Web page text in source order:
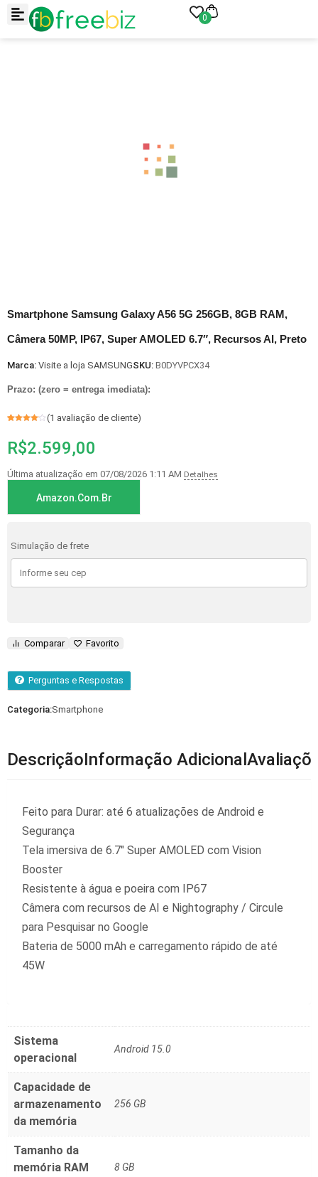
0
Smartphone Samsung Galaxy A56 5G 256GB, 8GB RAM,
Câmera 50MP, IP67, Super AMOLED 6.7″, Recursos AI, Preto
Marca: Visite a loja SAMSUNGSKU: B0DYVPCX34
Prazo: (zero = entrega imediata):
de 5, com
baseado
de cliente
(1 avaliação de cliente)
R$2.599,00
Última atualização em 07/08/2026 1:11 AM Detalhes
Amazon.com.br
Simulação de frete
Comparar Favorito
Perguntas e Respostas
Categoria:Smartphone
DescriçãoInformação Adicional
Feito para Durar: até 6 atualizações de Android e
Segurança
Tela imersiva de 6.7″ Super AMOLED com Vision
Booster
Resistente à água e poeira com IP67
Câmera com recursos de AI e Nightography / Circule
para Pesquisar no Google
Bateria de 5000 mAh e carregamento rápido de até
45W
Sistema
operacional
‎Android 15.0
Capacidade de
armazenamento
da memória
‎256 GB
Tamanho da
memória RAM
‎8 GB